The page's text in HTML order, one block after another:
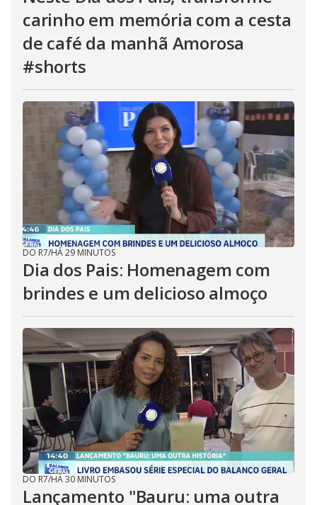
DO R7 HÁ 28 MINUTOS
Neste Dia dos Pais, transforme
carinho em memória com a cesta
de café da manhã Amorosa
#shorts
DO R7 / HÁ 29 MINUTOS
Dia dos Pais: Homenagem com
brindes e um delicioso almoço